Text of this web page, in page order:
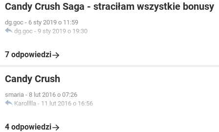
Candy Crush Saga - straciłam wszystkie bonusy
dg.goc - 6 sty 2019 o 11:59
dg.goc - 9 sty 2019 o 19:30
7 odpowiedzi
Candy Crush
smaria - 8 lut 2016 o 07:26
Karolllla - 11 lut 2016 o 16:56
4 odpowiedzi